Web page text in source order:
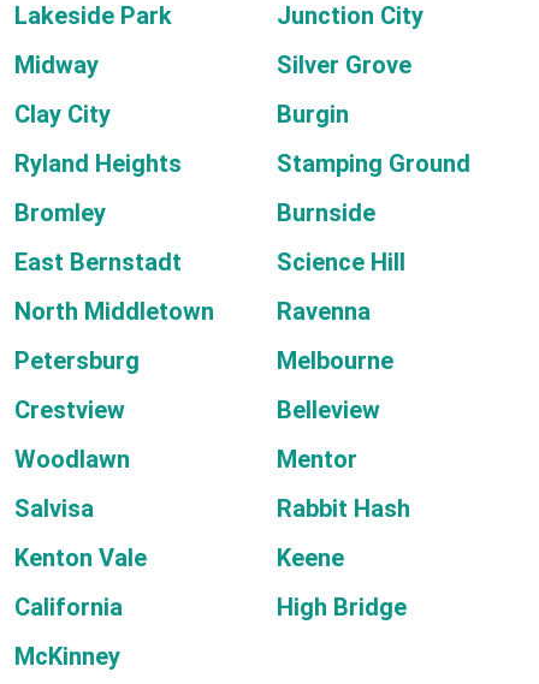
Lakeside Park
Junction City
Midway
Silver Grove
Clay City
Burgin
Ryland Heights
Stamping Ground
Bromley
Burnside
East Bernstadt
Science Hill
North Middletown
Ravenna
Petersburg
Melbourne
Crestview
Belleview
Woodlawn
Mentor
Salvisa
Rabbit Hash
Kenton Vale
Keene
California
High Bridge
McKinney